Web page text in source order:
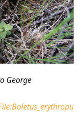
George